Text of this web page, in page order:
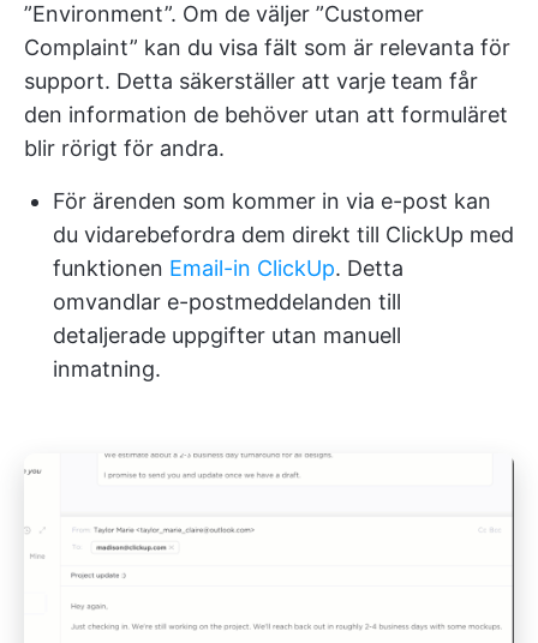
”Environment”. Om de väljer ”Customer
Complaint” kan du visa fält som är relevanta för
support. Detta säkerställer att varje team får
den information de behöver utan att formuläret
blir rörigt för andra.
För ärenden som kommer in via e-post kan
du vidarebefordra dem direkt till ClickUp med
funktionen Email-in ClickUp. Detta
omvandlar e-postmeddelanden till
detaljerade uppgifter utan manuell
inmatning.